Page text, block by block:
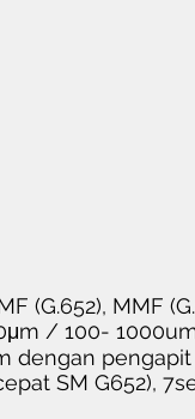
MMF
/ 100-
dengan
SM G652),